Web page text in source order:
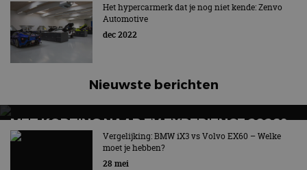
Het hypercarmerk dat je nog niet kende: Zenvo
Automotive
dec 2022
Nieuwste berichten
MET KORTING NAAR EV EXPERIENCE 2026?
AUTORAI REGELT HET!
EV Experience 2026 van 24 tot 26 september
Vergelijking: BMW iX3 vs Volvo EX60 – Welke
moet je hebben?
28 mei